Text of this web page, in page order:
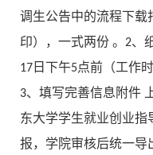
调生公告中的流程下载
印），一式两份 。2、
17日下午5点前（工作
3、填写完善信息附件
东大学学生就业创业指
报，学院审核后统一导